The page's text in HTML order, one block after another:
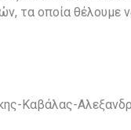
τα οποία θέλουμε
Καβάλας-